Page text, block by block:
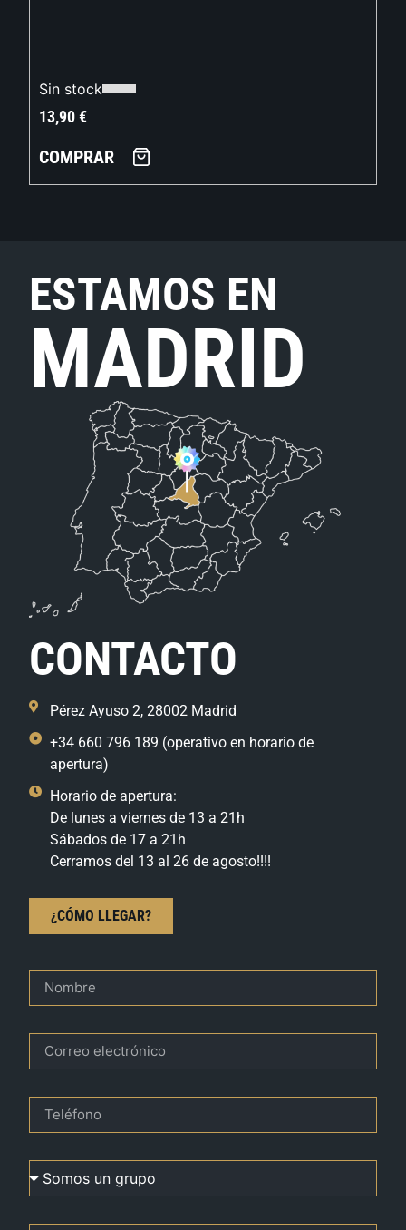
Sin stock
13,90€
COMPRAR
ESTAMOS EN
MADRID
CONTACTO
Pérez Ayuso 2, 28002 Madrid
+34 660 796 189 (operativo en horario de
apertura)
Horario de apertura:
De lunes a viernes de 13 a 21h
Sábados de 17 a 21h
Cerramos del 13 al 26 de agosto!!!!
¿CÓMO LLEGAR?